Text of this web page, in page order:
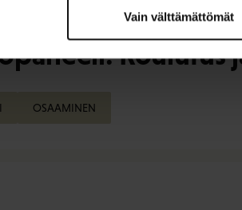
Vain välttämättömät
Koulutus
OSAAMINEN